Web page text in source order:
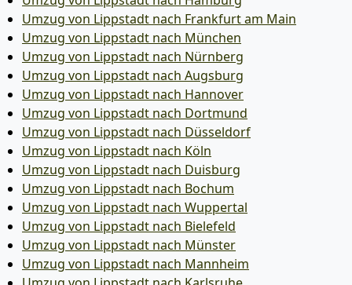
Umzug von Lippstadt nach Frankfurt am Main
Umzug von Lippstadt nach München
Umzug von Lippstadt nach Nürnberg
Umzug von Lippstadt nach Augsburg
Umzug von Lippstadt nach Hannover
Umzug von Lippstadt nach Dortmund
Umzug von Lippstadt nach Düsseldorf
Umzug von Lippstadt nach Köln
Umzug von Lippstadt nach Duisburg
Umzug von Lippstadt nach Bochum
Umzug von Lippstadt nach Wuppertal
Umzug von Lippstadt nach Bielefeld
Umzug von Lippstadt nach Münster
Umzug von Lippstadt nach Mannheim